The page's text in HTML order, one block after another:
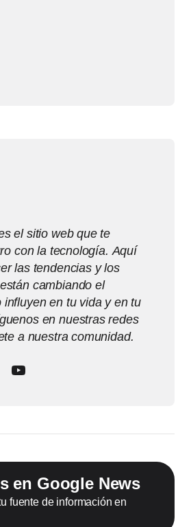
el sitio web que te
con la tecnología. Aquí
las tendencias y los
cambiando el
influyen en tu vida y en tu
en nuestras redes
a nuestra comunidad.
en Google News
fuente de información en